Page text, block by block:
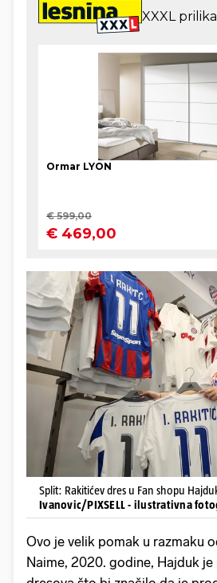
Split: Rakitićev dres u Fan shopu
Ivanovic/PIXSELL - ilustrativna
Ovo je velik pomak u razmaku
Naime, 2020. godine, Hajduk